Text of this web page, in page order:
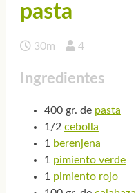
pasta
30m 4
Ingredientes
400 gr. de pasta
1/2 cebolla
1
berenjena
1 pimiento verde
1 pimiento rojo